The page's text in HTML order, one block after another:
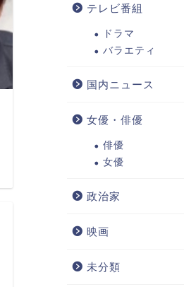
ジャニーズ
桃六の場所や買い
テレビ番組
ドラマ
バラエティ
国内ニュース
女優・俳優
俳優
女優
政治家
映画
未分類